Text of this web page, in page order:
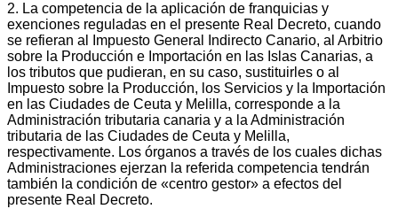
2. La competencia de la aplicación de franquicias y
exenciones reguladas en el presente Real Decreto, cuando
se refieran al Impuesto General Indirecto Canario, al Arbitrio
sobre la Producción e Importación en las Islas Canarias, a
los tributos que pudieran, en su caso, sustituirles o al
Impuesto sobre la Producción, los Servicios y la Importación
en las Ciudades de Ceuta y Melilla, corresponde a la
Administración tributaria canaria y a la Administración
tributaria de las Ciudades de Ceuta y Melilla,
respectivamente. Los órganos a través de los cuales dichas
Administraciones ejerzan la referida competencia tendrán
también la condición de «centro gestor» a efectos del
presente Real Decreto.